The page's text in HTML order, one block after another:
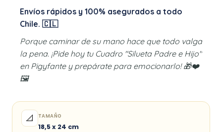
Envíos rápidos y 100% asegurados a todo
Chile. 🇨🇱
Porque caminar de su mano hace que todo valga
la pena. ¡Pide hoy tu Cuadro "Silueta Padre e Hijo"
en Pigyfante y prepárate para emocionarlo! 🎁❤️
🖼️
📐 TAMAÑO
18,5 x 24 cm